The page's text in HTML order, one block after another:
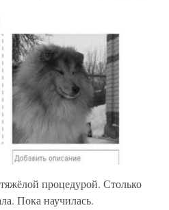
процедурой. Столько
Пока научилась.